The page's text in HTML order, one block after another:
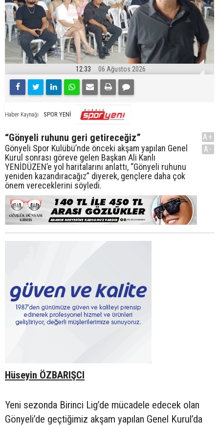
12:33 06 Ağustos 2026
Haber Kaynağı SPOR YENİ
“Gönyeli ruhunu geri getireceğiz”
Gönyeli Spor Kulübü’nde önceki akşam yapılan Genel
Kurul sonrası göreve gelen Başkan Ali Kanlı
YENİDÜZEN’e yol haritalarını anlattı, “Gönyeli ruhunu
yeniden kazandıracağız” diyerek, gençlere daha çok
önem vereceklerini söyledi.
A+
A-
Hüseyin ÖZBARIŞCI
Yeni sezonda Birinci Lig’de mücadele edecek olan
Gönyeli’de geçtiğimiz akşam yapılan Genel Kurul’da